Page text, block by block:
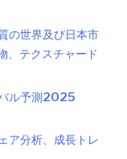
の世界及び日本市
、テクスチャード
ル予測2025
ア分析、成長トレ